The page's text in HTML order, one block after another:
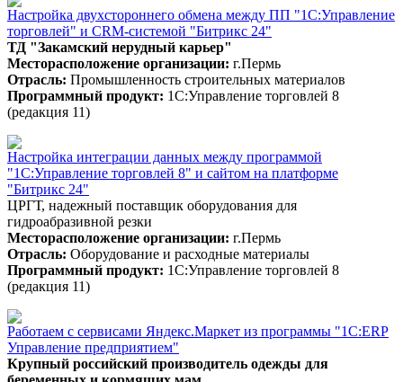
Настройка двухстороннего обмена между ПП "1С:Управление
торговлей" и CRM-системой "Битрикс 24"
ТД "Закамский нерудный карьер"
Месторасположение организации: г.Пермь
Отрасль: Промышленность строительных материалов
Программный продукт: 1С:Управление торговлей 8
(редакция 11)
Настройка интеграции данных между программой
"1С:Управление торговлей 8" и сайтом на платформе
"Битрикс 24"
ЦРГТ, надежный поставщик оборудования для
гидроабразивной резки
Месторасположение организации: г.Пермь
Отрасль: Оборудование и расходные материалы
Программный продукт: 1С:Управление торговлей 8
(редакция 11)
Работаем с сервисами Яндекс.Маркет из программы "1С:ERP
Управление предприятием"
Крупный российский производитель одежды для